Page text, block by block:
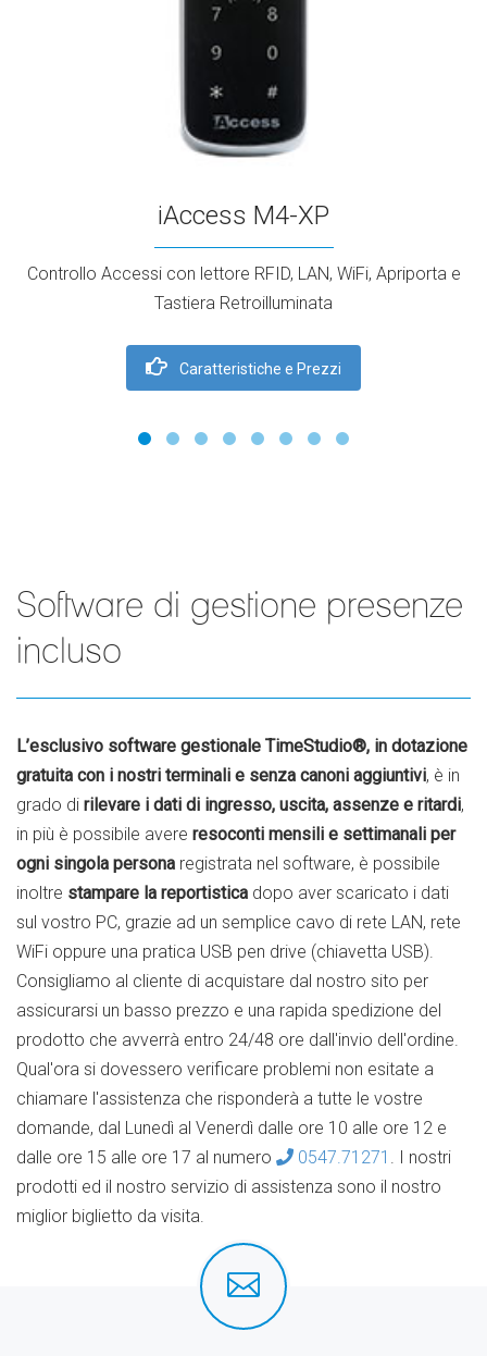
iAccess M4-XP
Controllo Accessi con lettore RFID, LAN, WiFi, Apriporta e
Tastiera Retroilluminata
Caratteristiche e Prezzi
Software di gestione presenze
incluso
L’esclusivo software gestionale TimeStudio®, in dotazione
gratuita con i nostri terminali e senza canoni aggiuntivi, è in
grado di rilevare i dati di ingresso, uscita, assenze e ritardi,
in più è possibile avere resoconti mensili e settimanali per
ogni singola persona registrata nel software, è possibile
inoltre stampare la reportistica dopo aver scaricato i dati
sul vostro PC, grazie ad un semplice cavo di rete LAN, rete
WiFi oppure una pratica USB pen drive (chiavetta USB).
Consigliamo al cliente di acquistare dal nostro sito per
assicurarsi un basso prezzo e una rapida spedizione del
prodotto che avverrà entro 24/48 ore dall'invio dell'ordine.
Qual'ora si dovessero verificare problemi non esitate a
chiamare l'assistenza che risponderà a tutte le vostre
domande, dal Lunedì al Venerdì dalle ore 10 alle ore 12 e
dalle ore 15 alle ore 17 al numero
0547.71271 . I nostri
prodotti ed il nostro servizio di assistenza sono il nostro
miglior biglietto da visita.